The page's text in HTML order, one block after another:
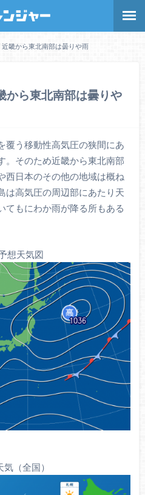
近畿から東北南部は曇りや雨
から東北南部は曇りや
覆う移動性高気圧の狭間にあ
。そのため近畿から東北南部
西日本のその他の地域は概ね
は高気圧の周辺部にあたり天
てもにわか雨が降る所もある
想天気図
（全国）